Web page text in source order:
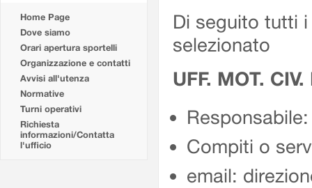
Home Page
Dove siamo
Orari apertura sportelli
Organizzazione e contatti
Avvisi all'utenza
Normative
Turni operativi
Richiesta
informazioni/Contatta
l'ufficio
Di seguito tutti
selezionato
UFF. MOT.
Compiti o
email: